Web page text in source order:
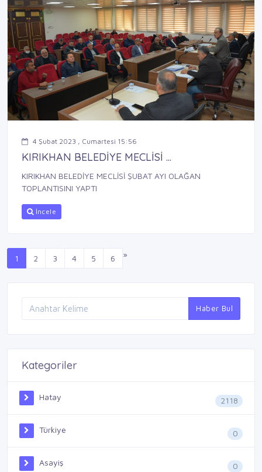
4 Şubat 2023 , Cumartesi 15:56
KIRIKHAN BELEDİYE MECLİSİ ...
KIRIKHAN BELEDİYE MECLİSİ ŞUBAT AYI OLAĞAN
TOPLANTISINI YAPTI
İncele
1 2 3 4 5 6 »
Haber Bul
Kategoriler
Hatay 2118
Türkiye 0
Asayiş 0